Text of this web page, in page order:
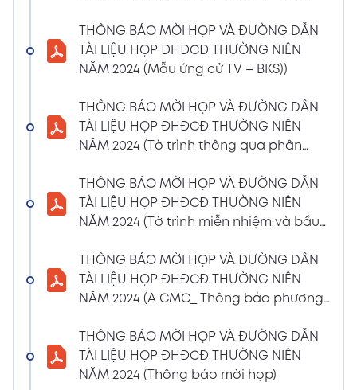
LIỆU HỌP ĐHĐCĐ THƯỜNG NIÊN NĂM 2024
(Phiếu Bầu bổ sung thành viên BKS)
02/04/2024
THÔNG BÁO MỜI HỌP VÀ ĐƯỜNG DẪN TÀI
LIỆU HỌP ĐHĐCĐ THƯỜNG NIÊN NĂM 2024
(Dự thảo biên bản họp ĐHĐCĐ)
Xem PDF
6:07 PM
THÔNG BÁO MỜI HỌP VÀ ĐƯỜNG DẪN TÀI
LIỆU HỌP ĐHĐCĐ THƯỜNG NIÊN NĂM
01/04/2024
4:00 PM
CBTT về việc nhận được Đơn từ nhiệm vị trí
Thùy Giang và bà Nguyễn Hồng Oanh
04/03/2024
11:29 AM
Xem PDF
THÔNG BÁO MỜI HỌP VÀ ĐƯỜNG DẪN
TÀI LIỆU HỌP ĐHĐCĐ THƯỜNG NIÊN
NĂM 2024 (Mẫu ứng cử TV – BKS))
THÔNG BÁO MỜI HỌP VÀ ĐƯỜNG DẪN
TÀI LIỆU HỌP ĐHĐCĐ THƯỜNG NIÊN
NĂM 2024 (Tờ trình thông qua phân
BKS)
THÔNG BÁO MỜI HỌP VÀ ĐƯỜNG DẪN
TÀI LIỆU HỌP ĐHĐCĐ THƯỜNG NIÊN
NĂM 2024 (Tờ trình miễn nhiệm và bầu
THÔNG BÁO MỜI HỌP VÀ ĐƯỜNG DẪN
TÀI LIỆU HỌP ĐHĐCĐ THƯỜNG NIÊN
NĂM 2024 (A CMC_ Thông báo phương
THÔNG BÁO MỜI HỌP VÀ ĐƯỜNG DẪN
TÀI LIỆU HỌP ĐHĐCĐ THƯỜNG NIÊN
NĂM 2024 (Thông báo mời họp)